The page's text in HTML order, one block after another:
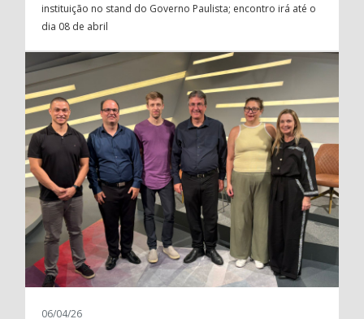
instituição no stand do Governo Paulista; encontro irá até o
dia 08 de abril
06/04/26